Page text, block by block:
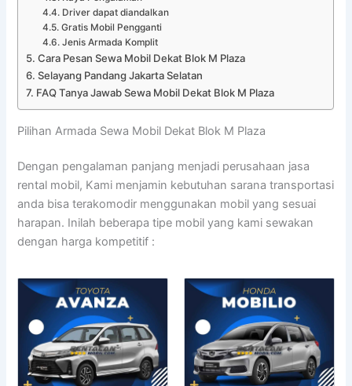
Driver dapat diandalkan
Gratis Mobil Pengganti
Jenis Armada Komplit
Cara Pesan Sewa Mobil Dekat Blok M Plaza
Selayang Pandang Jakarta Selatan
FAQ Tanya Jawab Sewa Mobil Dekat Blok M Plaza
Pilihan Armada Sewa Mobil Dekat Blok M Plaza
Dengan pengalaman panjang menjadi perusahaan jasa
rental mobil, Kami menjamin kebutuhan sarana transportasi
anda bisa terakomodir menggunakan mobil yang sesuai
harapan. Inilah beberapa tipe mobil yang kami sewakan
dengan harga kompetitif :